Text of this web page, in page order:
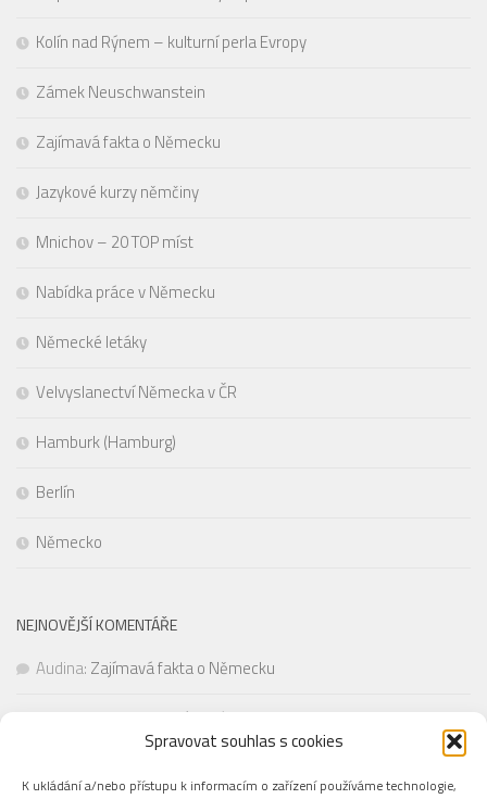
Spravovat souhlas s cookies
K ukládání a/nebo přístupu k informacím o zařízení používáme technologie,
Kolín nad Rýnem – kulturní perla Evropy
Zámek Neuschwanstein
Zajímavá fakta o Německu
Jazykové kurzy němčiny
Mnichov – 20 TOP míst
Nabídka práce v Německu
Německé letáky
Velvyslanectví Německa v ČR
Hamburk (Hamburg)
Berlín
Německo
NEJNOVĚJŠÍ KOMENTÁŘE
Audina: Zajímavá fakta o Německu
Zajímavá fakta o Německu